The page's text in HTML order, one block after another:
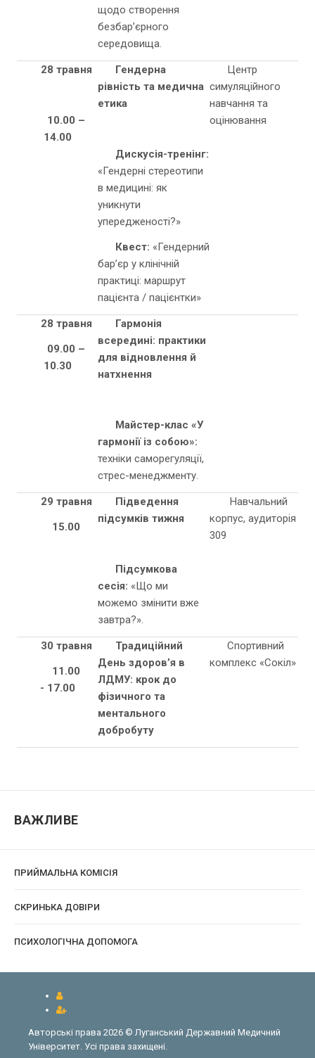
щодо створення
безбар’єрного
середовища.
28 травня
10.00 –
14.00
Гендерна
рівність та медична
етика
Дискусія-тренінг:
«Гендерні стереотипи
в медицині: як
уникнути
упередженості?»
Квест: «Гендерний
бар’єр у клінічній
практиці: маршрут
пацієнта / пацієнтки»
Центр
симуляційного
навчання та
оцінювання
28 травня
09.00 –
10.30
Гармонія
всередині: практики
для відновлення й
натхнення
Майстер-клас «У
гармонії із собою»:
техніки саморегуляції,
стрес-менеджменту.
29 травня
15.00
Підведення
підсумків тижня
Підсумкова
сесія: «Що ми
можемо змінити вже
завтра?».
Навчальний
корпус, аудиторія
309
30 травня
11.00
- 17.00
Традиційний
День здоров’я в
ЛДМУ: крок до
фізичного та
ментального
добробуту
Спортивний
комплекс «Сокіл»
ВАЖЛИВЕ
ПРИЙМАЛЬНА КОМІСІЯ
CКРИНЬКА ДОВІРИ
ПСИХОЛОГІЧНА ДОПОМОГА
Авторські права 2026 © Луганський Державний Медичний
Університет. Усі права захищені.